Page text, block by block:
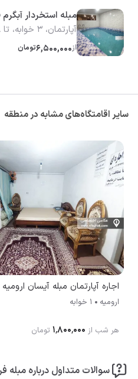
مبله استخردار
آپارتمان، 3 خوابه، تا 8 مهمان
از6,500,000تومان
سایر اقامتگاه‌های مشابه در منطقه
اجاره آپارتمان مبله آیسان ارومیه
ارومیه 1 خوابه
هر شب از ۱٬۸۰۰٬۰۰۰ تومان
سوالات متداول درباره مبله